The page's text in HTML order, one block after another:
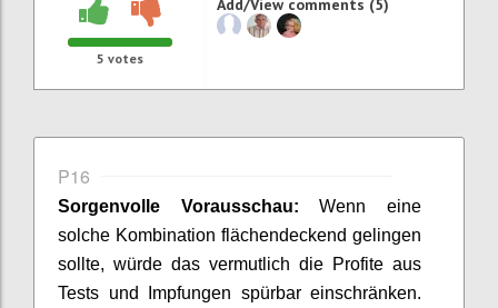
5 votes
Add/View comments (5)
P16
Sorgenvolle Vorausschau: Wenn eine
solche Kombination flächendeckend gelingen
sollte, würde das vermutlich die Profite aus
Tests und Impfungen spürbar einschränken.